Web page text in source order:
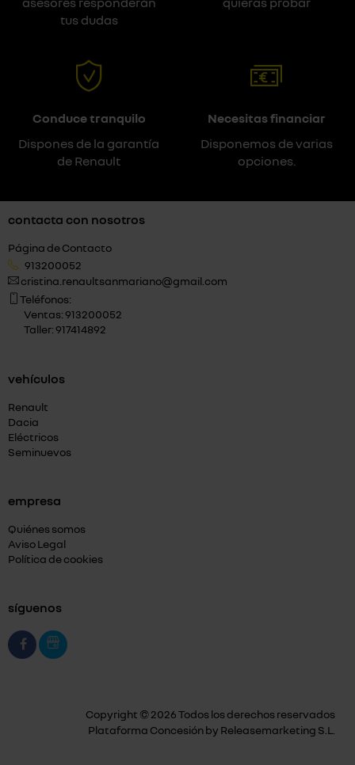
tus dudas
Conduce tranquilo
Dispones de la garantía
de Renault
Necesitas financiar
Disponemos de varias
opciones.
contacta con nosotros
Página de Contacto
913200052
cristina.renaultsanmariano@gmail.com
Teléfonos:
Ventas: 913200052
Taller: 917414892
vehículos
Renault
Dacia
Eléctricos
Seminuevos
empresa
Quiénes somos
Aviso Legal
Política de cookies
síguenos
Copyright © 2026 Todos los derechos reservados
Plataforma Concesión by Releasemarketing S.L.